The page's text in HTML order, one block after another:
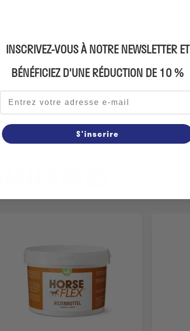
du
herbes à
INSCRIVEZ-VOUS À NOTRE NEWSLETTER ET
BÉNÉFICIEZ D'UNE RÉDUCTION DE 10 %
Adresse e-mail
S'inscrire